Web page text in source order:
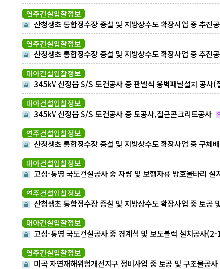
연주건설입찰정보
산청생초 통합정수장 증설 및 지방상수도 확장사업 중 추진공
사-지향성압입
연주건설입찰정보
산청생초 통합정수장 증설 및 지방상수도 확장사업 중 추진공
사-세미실드(이토압식)
대아건설입찰정보
345kV 신정읍 S/S 토건공사 중 판넬식 옹벽패널설치 공사(
토부 옹벽공사)
대아건설입찰정보
345kV 신정읍 S/S 토건공사 중 토공사,철근콘크리트공사
연주건설입찰정보
산청생초 통합정수장 증설 및 지방상수도 확장사업 중 구체
및 기계공사
대아건설입찰정보
고성-통영 국도건설공사 중 차량 및 보행자용 방호울타리 설
공사(2구간)
연주건설입찰정보
산청생초 통합정수장 증설 및 지방상수도 확장사업 중 토공
가시설공,관로공,철근콘크리트공사
대아건설입찰정보
고성-통영 국도건설공사 중 경계석 및 보도블럭 설치공사(2-
간)
연주건설입찰정보
미곡 자연재해위험개선지구 정비사업 중 토공 및 구조물공사